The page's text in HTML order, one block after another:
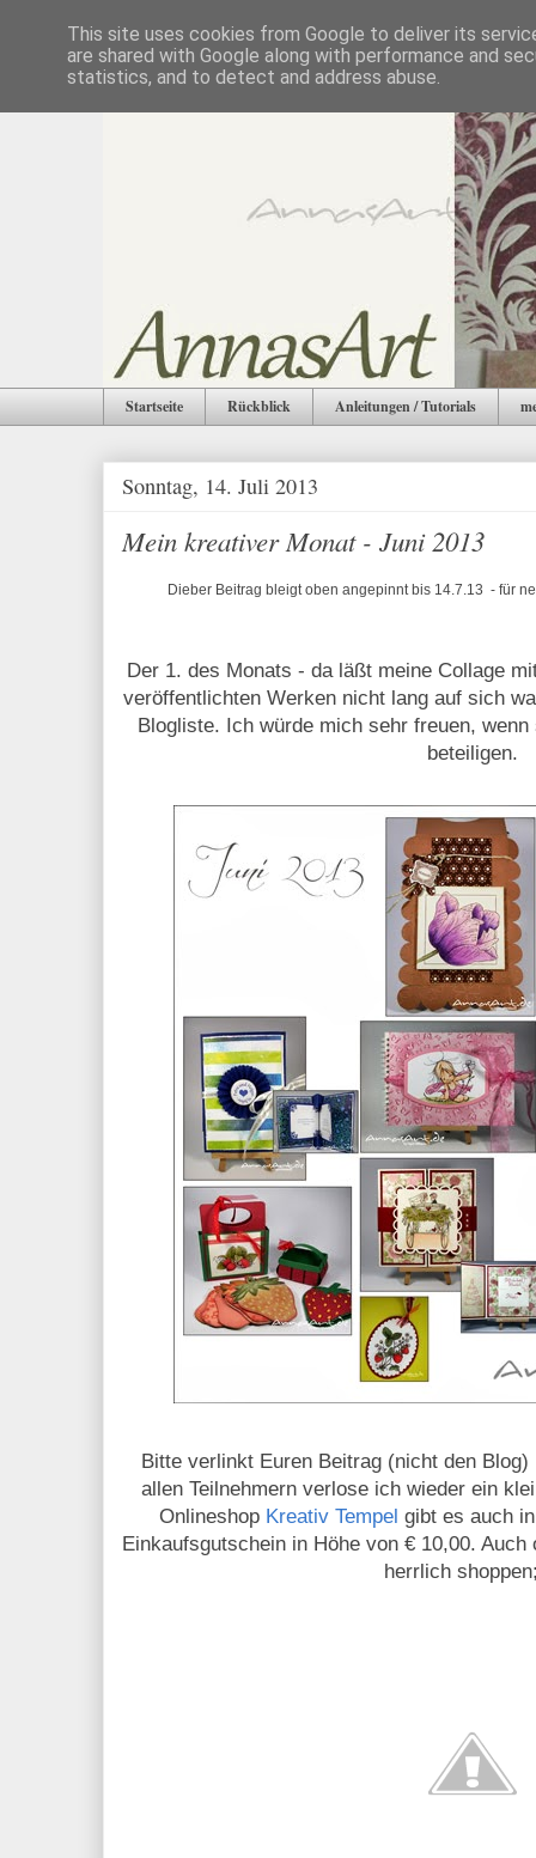
Startseite Rückblick Anleitungen / Tutorials
Sonntag, 14. Juli 2013
Mein kreativer Monat - Juni 2013
Dieber Beitrag bleigt oben angepinnt bis 14.7.13 - für
Der 1. des Monats - da läßt meine Collage
veröffentlichten Werken nicht lang auf sich
Blogliste. Ich würde mich sehr freuen,
beteiligen.
Bitte verlinkt Euren Beitrag (nicht den
allen Teilnehmern verlose ich wieder ein
Onlineshop Kreativ Tempel gibt es auch
Einkaufsgutschein in Höhe von € 10,00.
herrlich
This site uses cookies from Google to deliver its
are shared with Google along with performance and
statistics, and to detect and address abuse.